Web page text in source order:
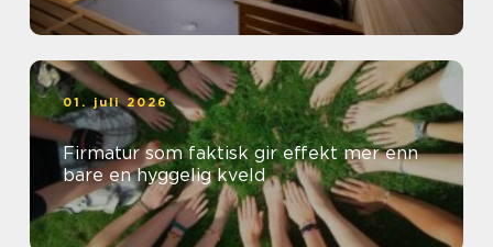
01. juli 2026
Firmatur som faktisk gir effekt mer enn
bare en hyggelig kveld